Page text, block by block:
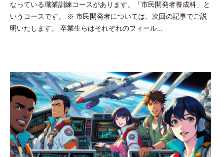
田
豪
なっている職業訓練コースがあります。「市民開発者養成科」と
いうコースです。 ※ 市民開発者については、次回の記事でご説
明いたします。 卒業生らはそれぞれのフィール...